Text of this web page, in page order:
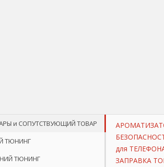
и СОПУТСТВУЮЩИЙ ТОВАР
ТЮНИНГ
ТЮНИНГ
для
ЗАПРАВКА